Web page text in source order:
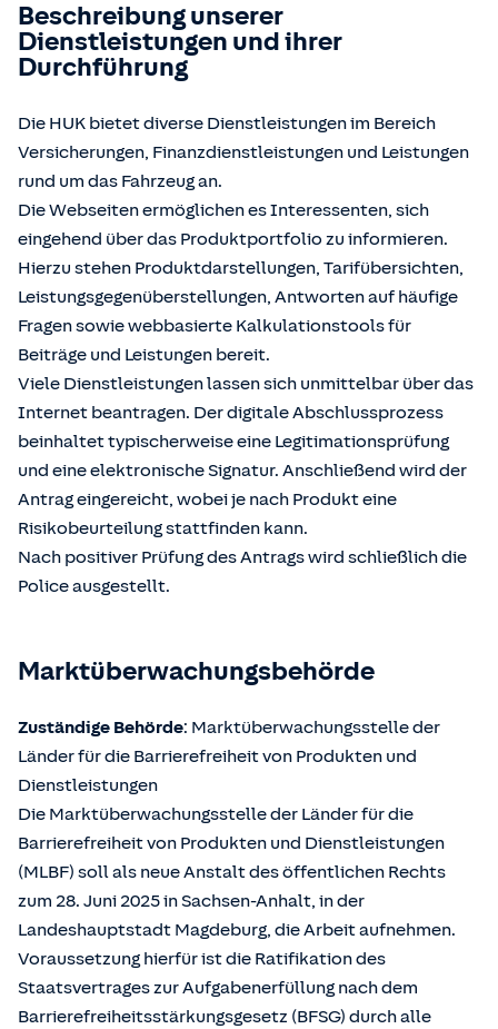
Beschreibung unserer
Dienstleistungen und ihrer
Durchführung
Die HUK bietet diverse Dienstleistungen im Bereich
Versicherungen, Finanzdienstleistungen und Leistungen
rund um das Fahrzeug an.
Die Webseiten ermöglichen es Interessenten, sich
eingehend über das Produktportfolio zu informieren.
Hierzu stehen Produktdarstellungen, Tarifübersichten,
Leistungsgegenüberstellungen, Antworten auf häufige
Fragen sowie webbasierte Kalkulationstools für
Beiträge und Leistungen bereit.
Viele Dienstleistungen lassen sich unmittelbar über das
Internet beantragen. Der digitale Abschlussprozess
beinhaltet typischerweise eine Legitimationsprüfung
und eine elektronische Signatur. Anschließend wird der
Antrag eingereicht, wobei je nach Produkt eine
Risikobeurteilung stattfinden kann.
Nach positiver Prüfung des Antrags wird schließlich die
Police ausgestellt.
Marktüberwachungsbehörde
Zuständige Behörde: Marktüberwachungsstelle der
Länder für die Barrierefreiheit von Produkten und
Dienstleistungen
Die Marktüberwachungsstelle der Länder für die
Barrierefreiheit von Produkten und Dienstleistungen
(MLBF) soll als neue Anstalt des öffentlichen Rechts
zum 28. Juni 2025 in Sachsen-Anhalt, in der
Landeshauptstadt Magdeburg, die Arbeit aufnehmen.
Voraussetzung hierfür ist die Ratifikation des
Staatsvertrages zur Aufgabenerfüllung nach dem
Barrierefreiheitsstärkungsgesetz (BFSG) durch alle